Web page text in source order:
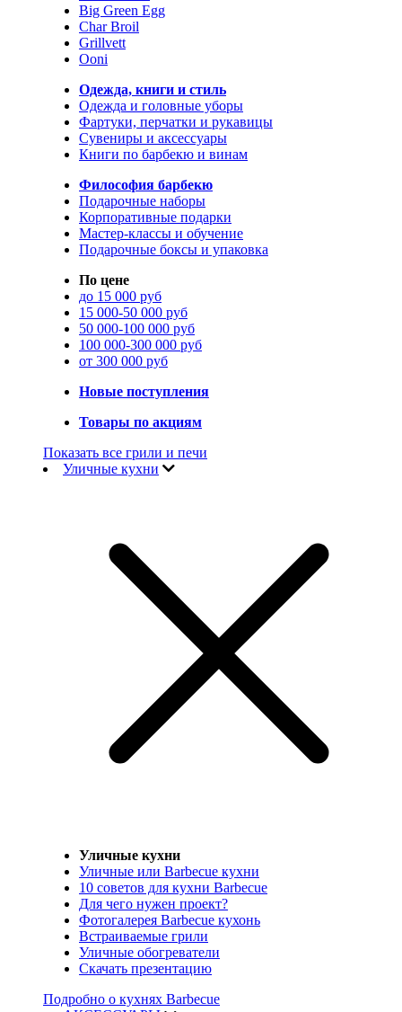
Big Green Egg
Char Broil
Grillvett
Ooni
Одежда, книги и стиль
Одежда и головные уборы
Фартуки, перчатки и рукавицы
Сувениры и аксессуары
Книги по барбекю и винам
Философия барбекю
Подарочные наборы
Корпоративные подарки
Мастер-классы и обучение
Подарочные боксы и упаковка
По цене
до 15 000 руб
15 000-50 000 руб
50 000-100 000 руб
100 000-300 000 руб
от 300 000 руб
Новые поступления
Товары по акциям
Показать все грили и печи
Уличные кухни
Уличные кухни
Уличные или Barbecue кухни
10 советов для кухни Barbecue
Для чего нужен проект?
Фотогалерея Barbecue кухонь
Встраиваемые грили
Уличные обогреватели
Скачать презентацию
Подробно о кухнях Barbecue